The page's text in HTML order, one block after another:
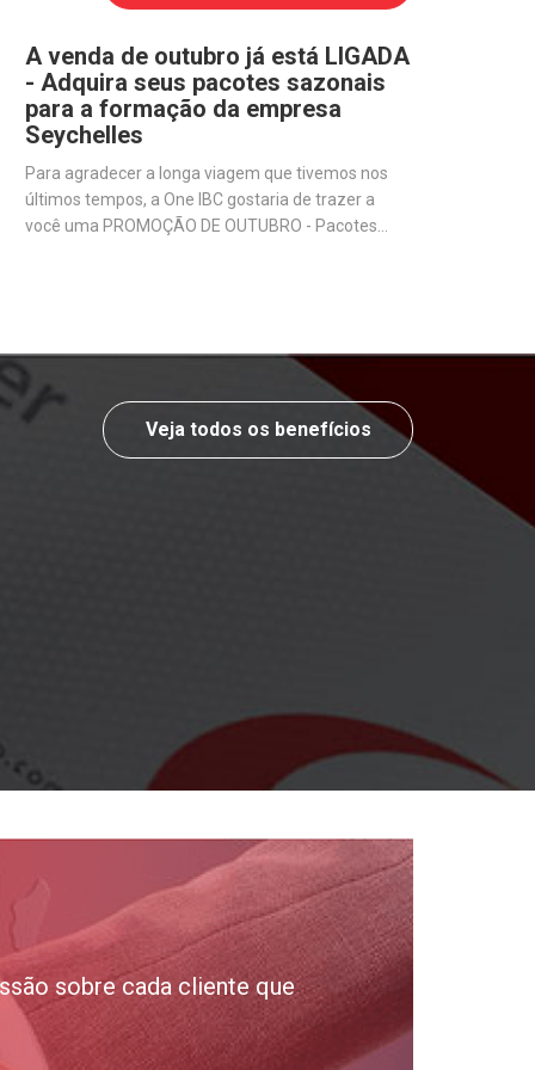
A venda de outubro já está LIGADA
- Adquira seus pacotes sazonais
para a formação da empresa
Seychelles
Para agradecer a longa viagem que tivemos nos
últimos tempos, a One IBC gostaria de trazer a
você uma PROMOÇÃO DE OUTUBRO - Pacotes
Veja todos os benefícios
sobre cada cliente que